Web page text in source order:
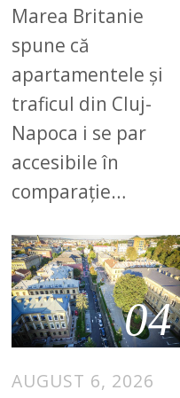
Marea Britanie
spune că
apartamentele și
traficul din Cluj-
Napoca i se par
accesibile în
comparație…
04
AUGUST 6, 2026